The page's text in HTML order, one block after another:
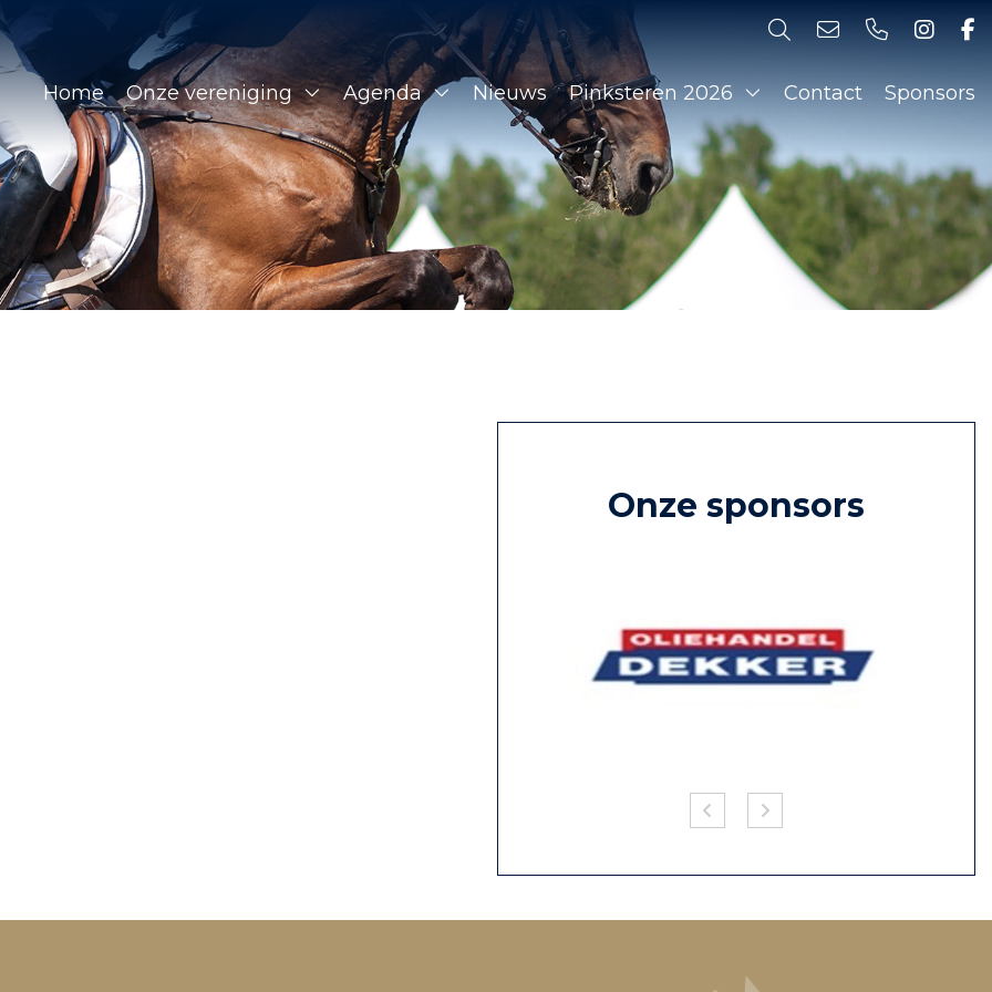
Home Onze vereniging Agenda Nieuws Pinksteren 2026 Contact Sponsors
Onze sponsors